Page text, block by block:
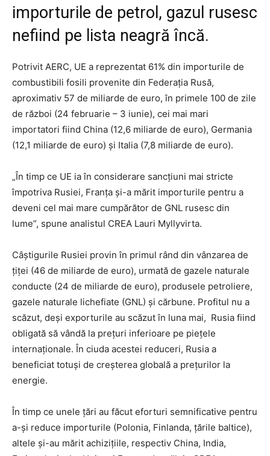
importurile de petrol, gazul rusesc
nefiind pe lista neagră încă.
Potrivit AERC, UE a reprezentat 61% din importurile de
combustibili fosili provenite din Federația Rusă,
aproximativ 57 de miliarde de euro, în primele 100 de zile
de război (24 februarie – 3 iunie), cei mai mari
importatori fiind China (12,6 miliarde de euro), Germania
(12,1 miliarde de euro) și Italia (7,8 miliarde de euro).
„În timp ce UE ia în considerare sancțiuni mai stricte
împotriva Rusiei, Franța și-a mărit importurile pentru a
deveni cel mai mare cumpărător de GNL rusesc din
lume”, spune analistul CREA Lauri Myllyvirta.
Câștigurile Rusiei provin în primul rând din vânzarea de
țiței (46 de miliarde de euro), urmată de gazele naturale
conducte (24 de miliarde de euro), produsele petroliere,
gazele naturale lichefiate (GNL) și cărbune. Profitul nu a
scăzut, deși exporturile au scăzut în luna mai, Rusia fiind
obligată să vândă la prețuri inferioare pe piețele
internaționale. În ciuda acestei reduceri, Rusia a
beneficiat totuși de creșterea globală a prețurilor la
energie.
În timp ce unele țări au făcut eforturi semnificative pentru
a-și reduce importurile (Polonia, Finlanda, țările baltice),
altele și-au mărit achizițiile, respectiv China, India,